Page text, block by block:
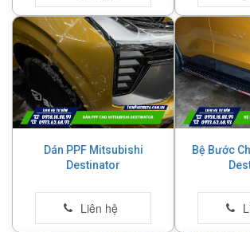
Dán PPF Mitsubishi
Destinator
Bệ Bước